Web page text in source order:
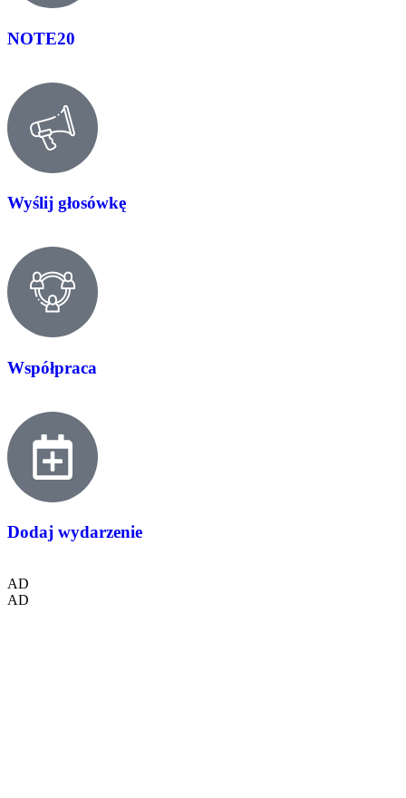
NOTE20
Wyślij głosówkę
Współpraca
Dodaj wydarzenie
AD
AD